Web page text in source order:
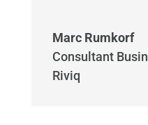
Marc Rumkorf
Consultant
Riviq